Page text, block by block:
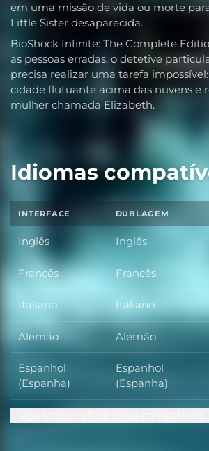
em uma missão de vida ou morte
Little Sister desaparecida.
BioShock Infinite: The Complete
as pessoas erradas, o detetive
precisa realizar uma tarefa
cidade flutuante acima das nuvens e
mulher chamada Elizabeth.
Idiomas
INTERFACE DUBLAGEM
Inglês Inglês
Francês Francês
Italiano Italiano
Alemão Alemão
Espanhol
(Espanha)
Espanhol
(Espanha)